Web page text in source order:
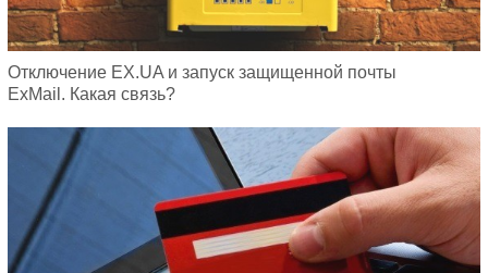
Отключение EX.UA и запуск защищенной почты
ExMail. Какая связь?